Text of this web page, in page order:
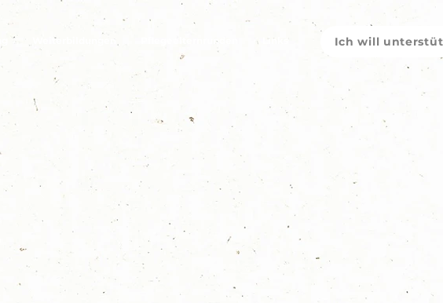
Weiterbildungen Pflegeelternrunden Links Ich will